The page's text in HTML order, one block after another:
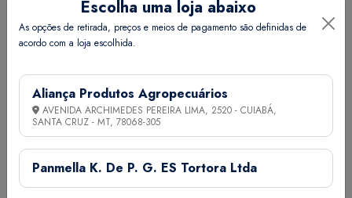
NORTE DE MINAS GERAIS
MARÇO ABRIL MAIO JUNHO JULHO AGOSTO SETEMBRO
NECESSIDADE DE SEMESTES PARA PLANTIO
Espaçamento (cm) Linhas x Plantas 80 x 50
Nº de plantas / ha 25.000
Nº aproximado de sementes / g 135
Necessidade (g/ha) 245
Escolha uma loja abaixo
As opções de retirada, preços e meios de pagamento são definidas de
acordo com a loja escolhida.
Aliança Produtos Agropecuários
AVENIDA ARCHIMEDES PEREIRA LIMA, 2520 - CUIABÁ,
SANTA CRUZ - MT, 78068-305
Panmella K. De P. G. ES Tortora Ltda